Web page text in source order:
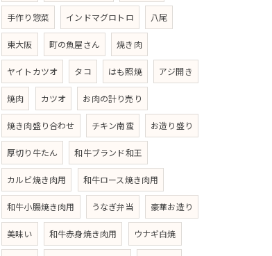
手作り惣菜 インドマグロトロ 八尾
東大阪 町の魚屋さん 焼き肉
ヤイトカツオ タコ はも照焼 アジ開き
焼肉 カツオ お肉の計り売り
焼き肉盛り合わせ チキン南蛮 お造り盛り
厚切り牛たん 和牛ブランド和王
カルビ焼き肉用 和牛ロース焼き肉用
和牛小腸焼き肉用 うなぎ弁当 豪華お造り
美味い 和牛赤身焼き肉用 ウナギ白焼